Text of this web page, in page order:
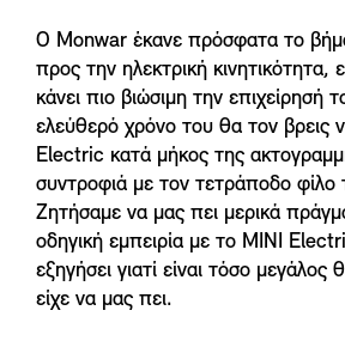
Ο Monwar έκανε πρόσφατα το
προς την ηλεκτρική κινητικότητα,
κάνει πιο βιώσιμη την επιχείρησή
ελεύθερό χρόνο του θα τον βρεις
Electric κατά μήκος της
συντροφιά με τον τετράποδο φίλο
Ζητήσαμε να μας πει μερικά
οδηγική εμπειρία με το MINI
εξηγήσει γιατί είναι τόσο
είχε να μας πει.